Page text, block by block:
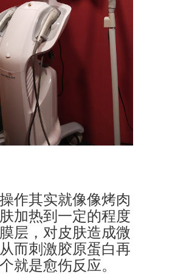
作其实就像像烤肉
加热到一定的程度
层，对皮肤造成微
而刺激胶原蛋白再
就是愈伤反应。